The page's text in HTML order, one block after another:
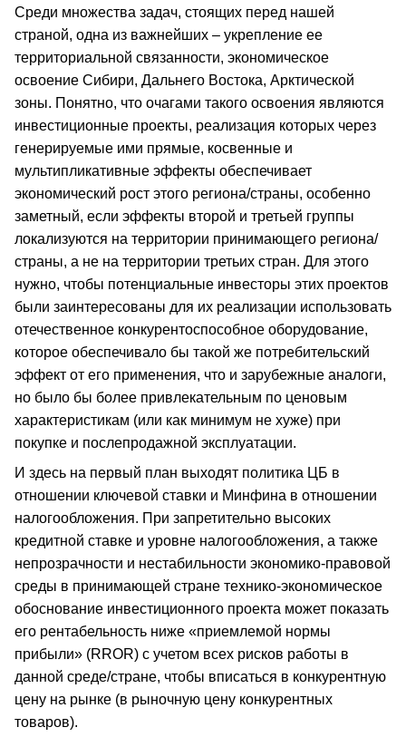
Среди множества задач, стоящих перед нашей
страной, одна из важнейших – укрепление ее
территориальной связанности, экономическое
освоение Сибири, Дальнего Востока, Арктической
зоны. Понятно, что очагами такого освоения являются
инвестиционные проекты, реализация которых через
генерируемые ими прямые, косвенные и
мультипликативные эффекты обеспечивает
экономический рост этого региона/страны, особенно
заметный, если эффекты второй и третьей группы
локализуются на территории принимающего региона/
страны, а не на территории третьих стран. Для этого
нужно, чтобы потенциальные инвесторы этих проектов
были заинтересованы для их реализации использовать
отечественное конкурентоспособное оборудование,
которое обеспечивало бы такой же потребительский
эффект от его применения, что и зарубежные аналоги,
но было бы более привлекательным по ценовым
характеристикам (или как минимум не хуже) при
покупке и послепродажной эксплуатации.
И здесь на первый план выходят политика ЦБ в
отношении ключевой ставки и Минфина в отношении
налогообложения. При запретительно высоких
кредитной ставке и уровне налогообложения, а также
непрозрачности и нестабильности экономико-правовой
среды в принимающей стране технико-экономическое
обоснование инвестиционного проекта может показать
его рентабельность ниже «приемлемой нормы
прибыли» (RROR) с учетом всех рисков работы в
данной среде/стране, чтобы вписаться в конкурентную
цену на рынке (в рыночную цену конкурентных
товаров).